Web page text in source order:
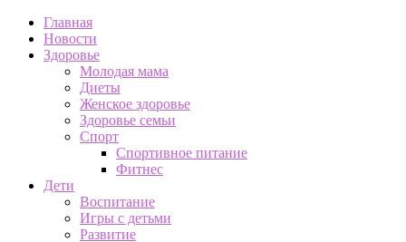
Главная
Новости
Здоровье
Молодая мама
Диеты
Женское здоровье
Здоровье семьи
Спорт
Спортивное питание
Фитнес
Дети
Воспитание
Игры с детьми
Развитие